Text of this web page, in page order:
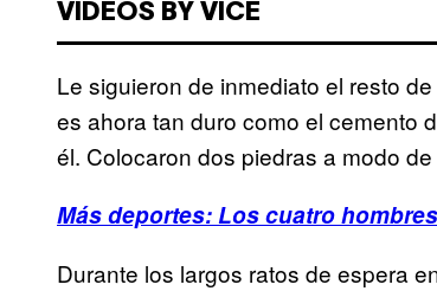
VIDEOS BY VICE
Le siguieron de inmediato el resto
es ahora tan duro como el cemento
él. Colocaron dos piedras a modo
Más deportes: Los cuatro
Durante los largos ratos de espera